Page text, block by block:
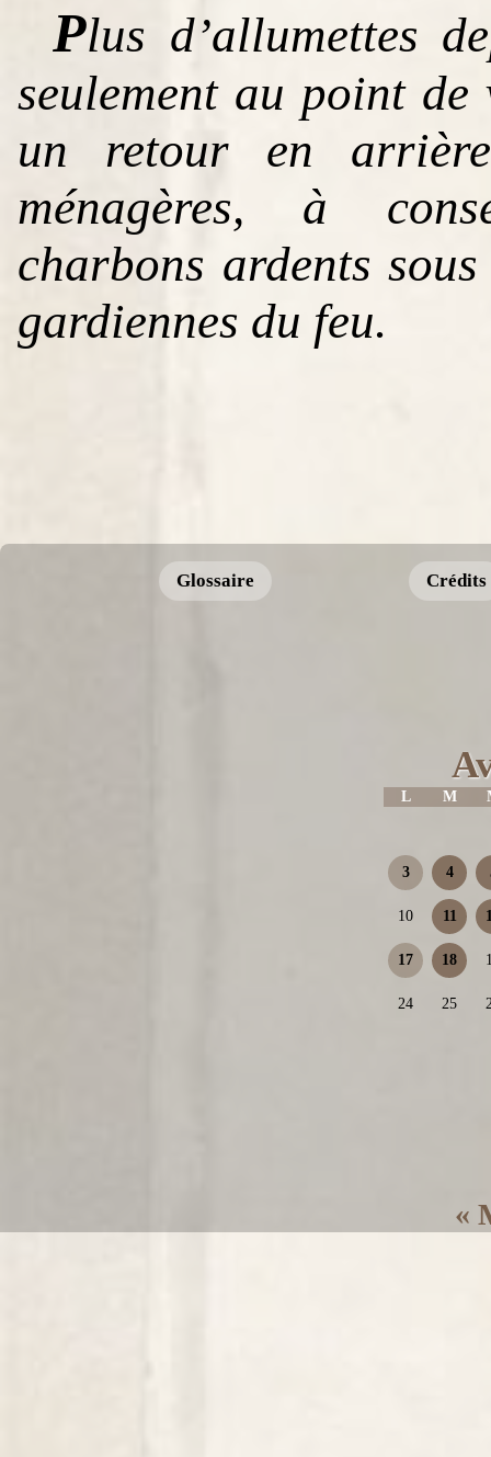
Plus d’allumettes
seulement au point
un retour en
ménagères, à
charbons ardents
gardiennes du feu.
Glossaire Crédits
L M
3 4
10 11
17 18
24 25
«